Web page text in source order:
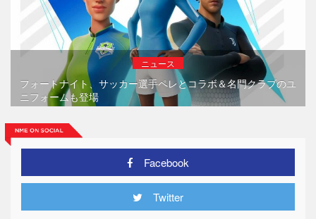
ニュース
フォートナイト、サッカー選手ペレとコラボ＆名門クラブのユ
ニフォームも登場
Facebook
Twitter